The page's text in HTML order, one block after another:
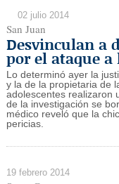
02 julio 2014
San Juan
Desvinculan a
por el ataque a
Lo determinó ayer la
y la de la propietaria de
adolescentes realizaron
de la investigación se
médico reveló que la
pericias.
19 febrero 2014